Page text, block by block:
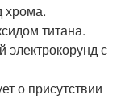
хрома.
титана.
электрокорунд с
о присутствии